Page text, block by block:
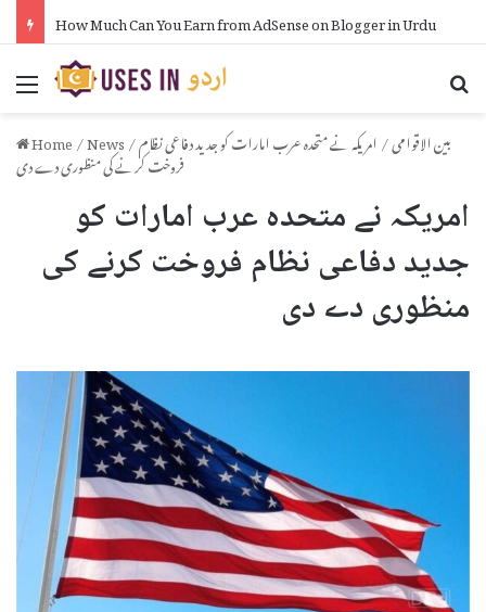
How Much Can You Earn from AdSense on Blogger in Urdu
Menu
Home/News/ بین الاقوامی/امریکہ نے متحدہ عرب امارات کو جدید دفاعی نظام
فروخت کرنے کی منظوری دے دی
امریکہ نے متحدہ عرب امارات کو
جدید دفاعی نظام فروخت کرنے کی
منظوری دے دی